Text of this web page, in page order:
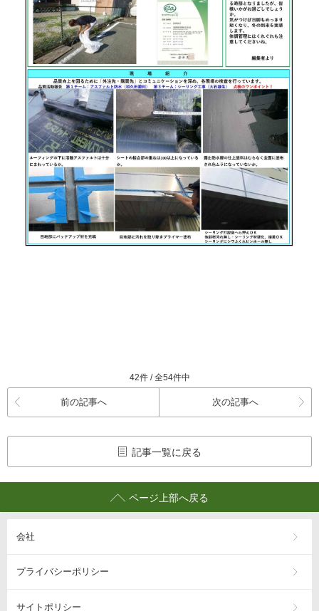
42件 / 全54件中
前の記事へ 次の記事へ
記事一覧に戻る
ページ上部へ戻る
会社
プライバシーポリシー
サイトポリシー